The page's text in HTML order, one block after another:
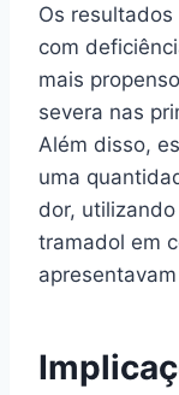
Os
com
mais
severa nas
Além disso,
uma
dor,
tramadol em